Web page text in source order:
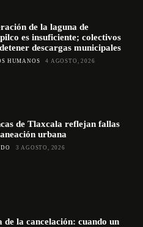
de la laguna de
es insuficiente; colectivos
descargas municipales
HUMANOS 4 AGOSTO, 2026
de Tlaxcala reflejan fallas
urbana
3 AGOSTO, 2026
de la cancelación: cuando un